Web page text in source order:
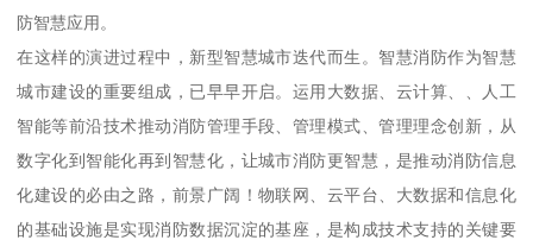
防智慧应用。
在这样的演进过程中，新型智慧城市迭代而生。智慧消防作为智慧
城市建设的重要组成，已早早开启。运用大数据、云计算、、人工
智能等前沿技术推动消防管理手段、管理模式、管理理念创新，从
数字化到智能化再到智慧化，让城市消防更智慧，是推动消防信息
化建设的必由之路，前景广阔！物联网、云平台、大数据和信息化
的基础设施是实现消防数据沉淀的基座，是构成技术支持的关键要